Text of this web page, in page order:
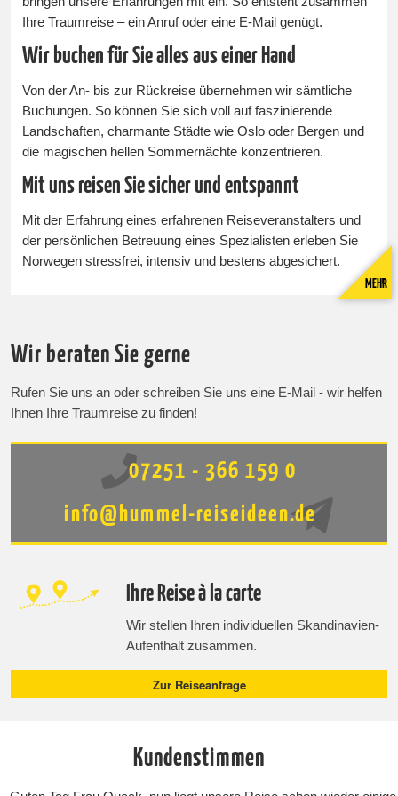
Ihre Traumreise – ein Anruf oder eine E-Mail genügt.
Wir buchen für Sie alles aus einer Hand
Von der An- bis zur Rückreise übernehmen wir sämtliche
Buchungen. So können Sie sich voll auf faszinierende
Landschaften, charmante Städte wie Oslo oder Bergen und
die magischen hellen Sommernächte konzentrieren.
Mit uns reisen Sie sicher und entspannt
Mit der Erfahrung eines erfahrenen Reiseveranstalters und
der persönlichen Betreuung eines Spezialisten erleben Sie
Norwegen stressfrei, intensiv und bestens abgesichert.
MEHR
Wir beraten Sie gerne
Rufen Sie uns an oder schreiben Sie uns eine E-Mail - wir helfen
Ihnen Ihre Traumreise zu finden!
07251 - 366 159 0
info@hummel-reiseideen.de
Ihre Reise à la carte
Wir stellen Ihren individuellen Skandinavien-
Aufenthalt zusammen.
Zur Reiseanfrage
Kundenstimmen